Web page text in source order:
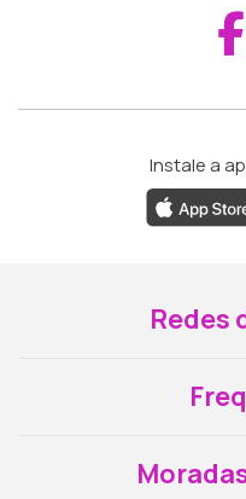
Instale a
Redes